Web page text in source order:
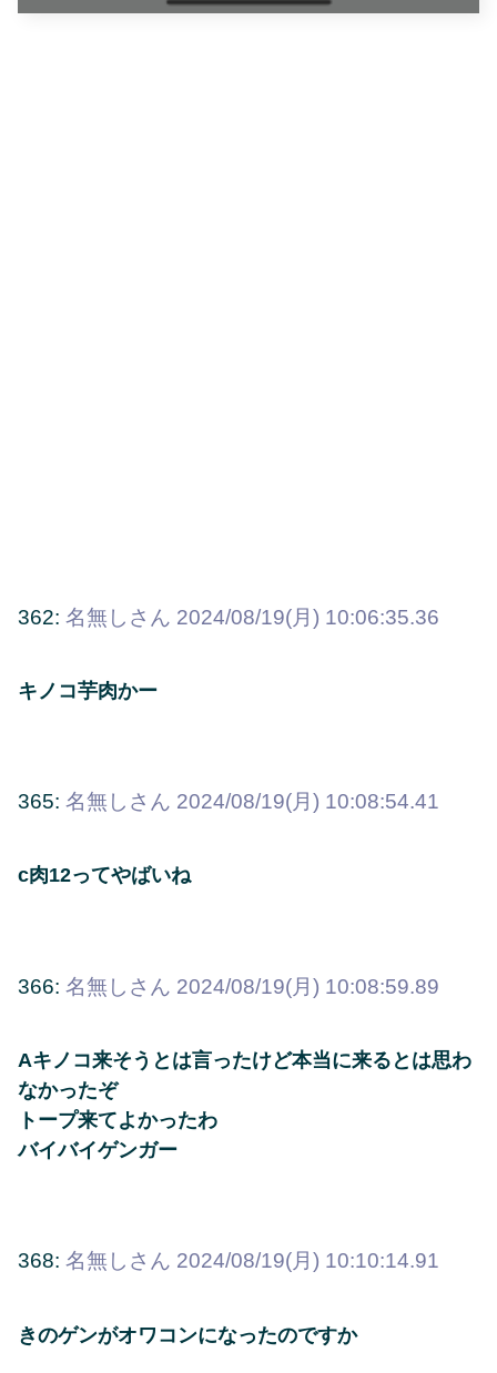
362: 名無しさん 2024/08/19(月) 10:06:35.36
キノコ芋肉かー
365: 名無しさん 2024/08/19(月) 10:08:54.41
c肉12ってやばいね
366: 名無しさん 2024/08/19(月) 10:08:59.89
Aキノコ来そうとは言ったけど本当に来るとは思わ
なかったぞ
トープ来てよかったわ
バイバイゲンガー
368: 名無しさん 2024/08/19(月) 10:10:14.91
きのゲンがオワコンになったのですか